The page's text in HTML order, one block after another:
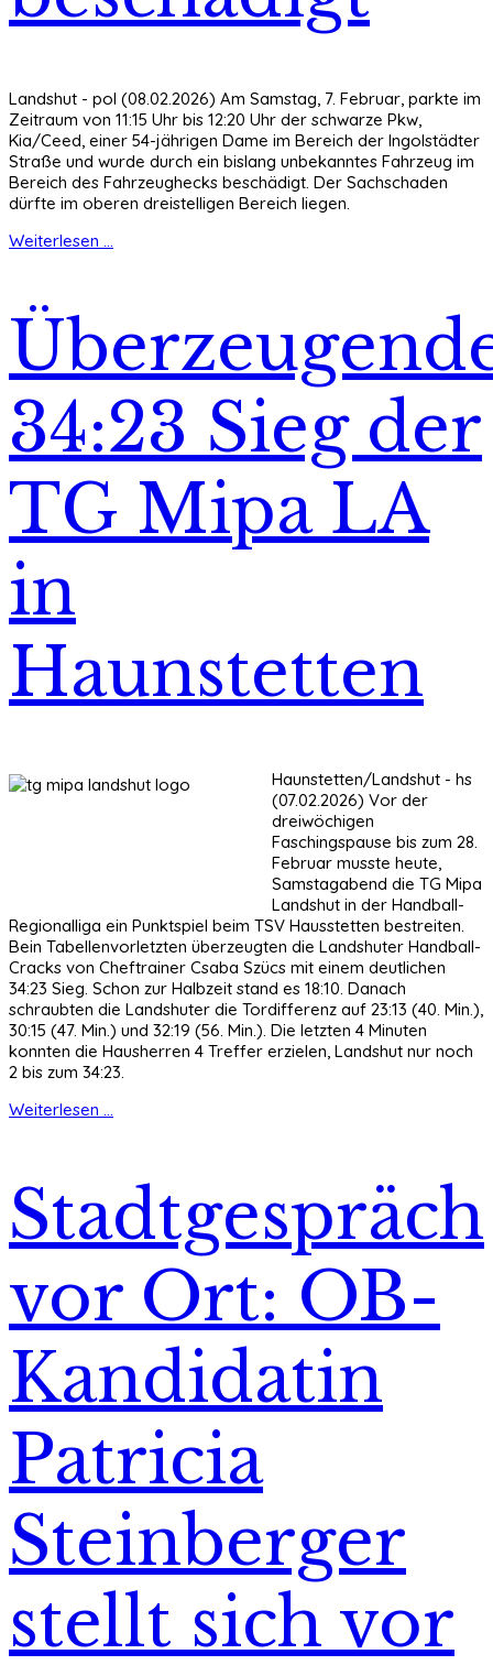
Landshut - pol (08.02.2026) Am Samstag, 7. Februar, parkte im
Zeitraum von 11:15 Uhr bis 12:20 Uhr der schwarze Pkw,
Kia/Ceed, einer 54-jährigen Dame im Bereich der Ingolstädter
Straße und wurde durch ein bislang unbekanntes Fahrzeug im
Bereich des Fahrzeughecks beschädigt. Der Sachschaden
dürfte im oberen dreistelligen Bereich liegen.
Weiterlesen ...
34:23 Sieg der
TG Mipa LA
in
Haunstetten
Haunstetten/Landshut - hs
(07.02.2026) Vor der
dreiwöchigen
Faschingspause bis zum 28.
Februar musste heute,
Samstagabend die TG Mipa
Landshut in der Handball-
Regionalliga ein Punktspiel beim TSV Hausstetten bestreiten.
Bein Tabellenvorletzten überzeugten die Landshuter Handball-
Cracks von Cheftrainer Csaba Szücs mit einem deutlichen
34:23 Sieg. Schon zur Halbzeit stand es 18:10. Danach
schraubten die Landshuter die Tordifferenz auf 23:13 (40. Min.),
30:15 (47. Min.) und 32:19 (56. Min.). Die letzten 4 Minuten
konnten die Hausherren 4 Treffer erzielen, Landshut nur noch
2 bis zum 34:23.
Weiterlesen ...
Stadtgespräch
vor Ort: OB-
Kandidatin
Patricia
Steinberger
stellt sich vor